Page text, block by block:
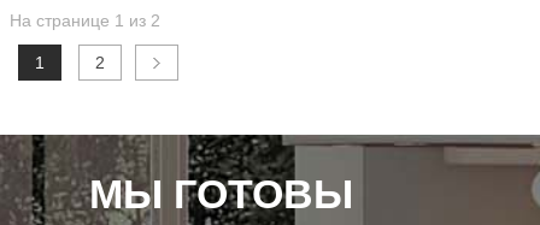
На странице 1 из 2
1 2
МЫ ГОТОВЫ